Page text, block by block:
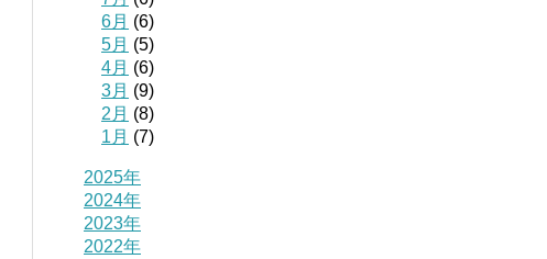
6月 (6)
5月 (5)
4月 (6)
3月 (9)
2月 (8)
1月 (7)
2025年
2024年
2023年
2022年